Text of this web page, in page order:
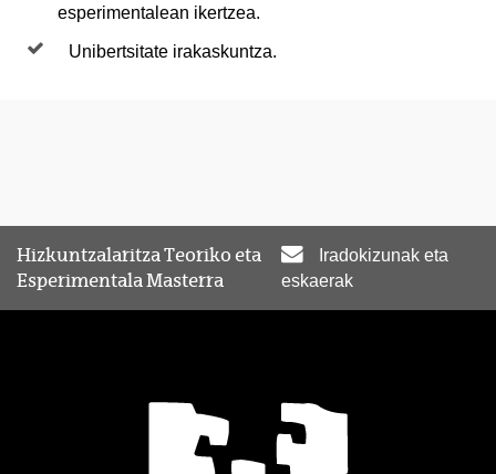
esperimentalean ikertzea.
Unibertsitate irakaskuntza.
Hizkuntzalaritza Teoriko eta
Esperimentala Masterra
Iradokizunak eta
eskaerak